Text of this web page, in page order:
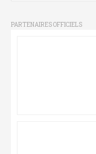
PARTENAIRES OFFICIELS